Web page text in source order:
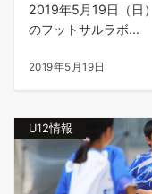
2019年5月19日（日
のフットサルラボ...
2019年5月19日
U12情報